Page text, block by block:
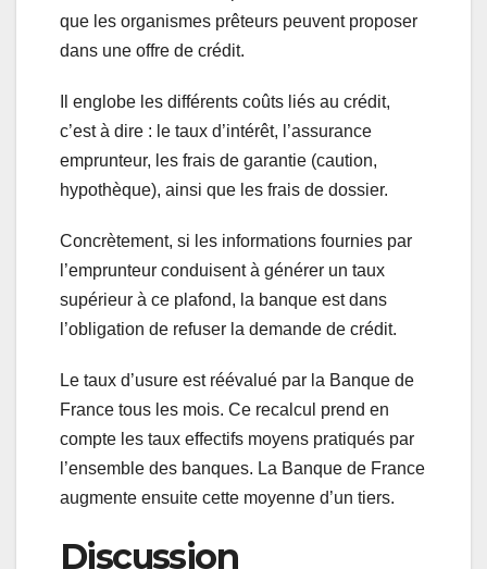
que les organismes prêteurs peuvent proposer
dans une offre de crédit.
Il englobe les différents coûts liés au crédit,
c’est à dire : le taux d’intérêt, l’assurance
emprunteur, les frais de garantie (caution,
hypothèque), ainsi que les frais de dossier.
Concrètement, si les informations fournies par
l’emprunteur conduisent à générer un taux
supérieur à ce plafond, la banque est dans
l’obligation de refuser la demande de crédit.
Le taux d’usure est réévalué par la Banque de
France tous les mois. Ce recalcul prend en
compte les taux effectifs moyens pratiqués par
l’ensemble des banques. La Banque de France
augmente ensuite cette moyenne d’un tiers.
Discussion